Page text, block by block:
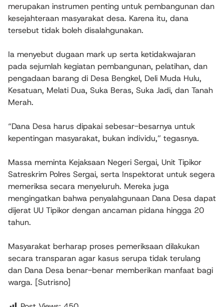
merupakan instrumen penting untuk pembangunan dan
kesejahteraan masyarakat desa. Karena itu, dana
tersebut tidak boleh disalahgunakan.
Ia menyebut dugaan mark up serta ketidakwajaran
pada sejumlah kegiatan pembangunan, pelatihan, dan
pengadaan barang di Desa Bengkel, Deli Muda Hulu,
Kesatuan, Melati Dua, Suka Beras, Suka Jadi, dan Tanah
Merah.
“Dana Desa harus dipakai sebesar-besarnya untuk
kepentingan masyarakat, bukan individu,” tegasnya.
Massa meminta Kejaksaan Negeri Sergai, Unit Tipikor
Satreskrim Polres Sergai, serta Inspektorat untuk segera
memeriksa secara menyeluruh. Mereka juga
mengingatkan bahwa penyalahgunaan Dana Desa dapat
dijerat UU Tipikor dengan ancaman pidana hingga 20
tahun.
Masyarakat berharap proses pemeriksaan dilakukan
secara transparan agar kasus serupa tidak terulang
dan Dana Desa benar-benar memberikan manfaat bagi
warga. [Sutrisno]